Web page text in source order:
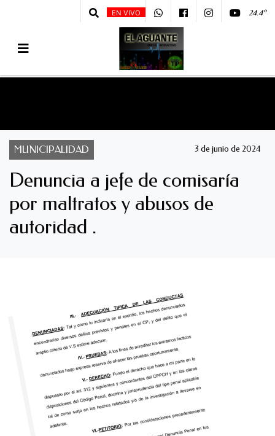
EN VIVO 24.4º
MUNICIPALIDAD 3 de junio de 2024
Denuncia a jefe de comisaría
por maltratos y abusos de
autoridad .